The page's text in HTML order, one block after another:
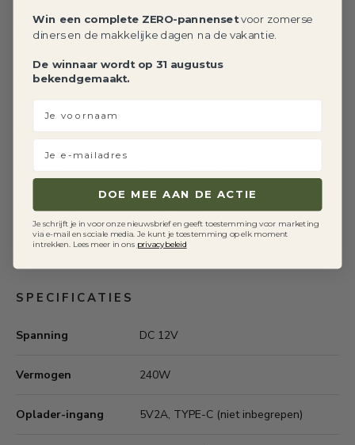
Oplaadtijd
batterij
2-3 uur
Gebruiksduur
Tot 45 min/gebruikstijd kan variëren
Geluidsniveau 60-75 dB
Materiaal ABS + Roestvrij staal
Afmetingen 10 x 7 x 23 cm
Gewicht 780g
SPECIFICATIES
Spanning DC 12V
Vermogen 240W
Oplader-ingang 5V2A, TYPE-C (niet inbegrepen)
Win een complete ZERO-pannensetvoor zomerse
diners en de makkelijke dagen na de vakantie.
De winnaar wordt op 31 augustus
bekendgemaakt.
voornaam
DOE MEE AAN DE ACTIE
Je schrijft je in voor onze nieuwsbrief en geeft toestemming voor marketing
via e-mail en sociale media. Je kunt je toestemming op elk moment
intrekken. Lees meer in ons privacybeleid